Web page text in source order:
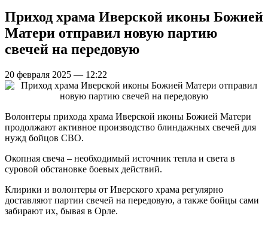
Приход храма Иверской иконы Божией
Матери отправил новую партию
свечей на передовую
20 февраля 2025 — 12:22
Волонтеры прихода храма Иверской иконы Божией Матери
продолжают активное производство блиндажных свечей для
нужд бойцов СВО.
Окопная свеча – необходимый источник тепла и света в
суровой обстановке боевых действий.
Клирики и волонтеры от Иверского храма регулярно
доставляют партии свечей на передовую, а также бойцы сами
забирают их, бывая в Орле.